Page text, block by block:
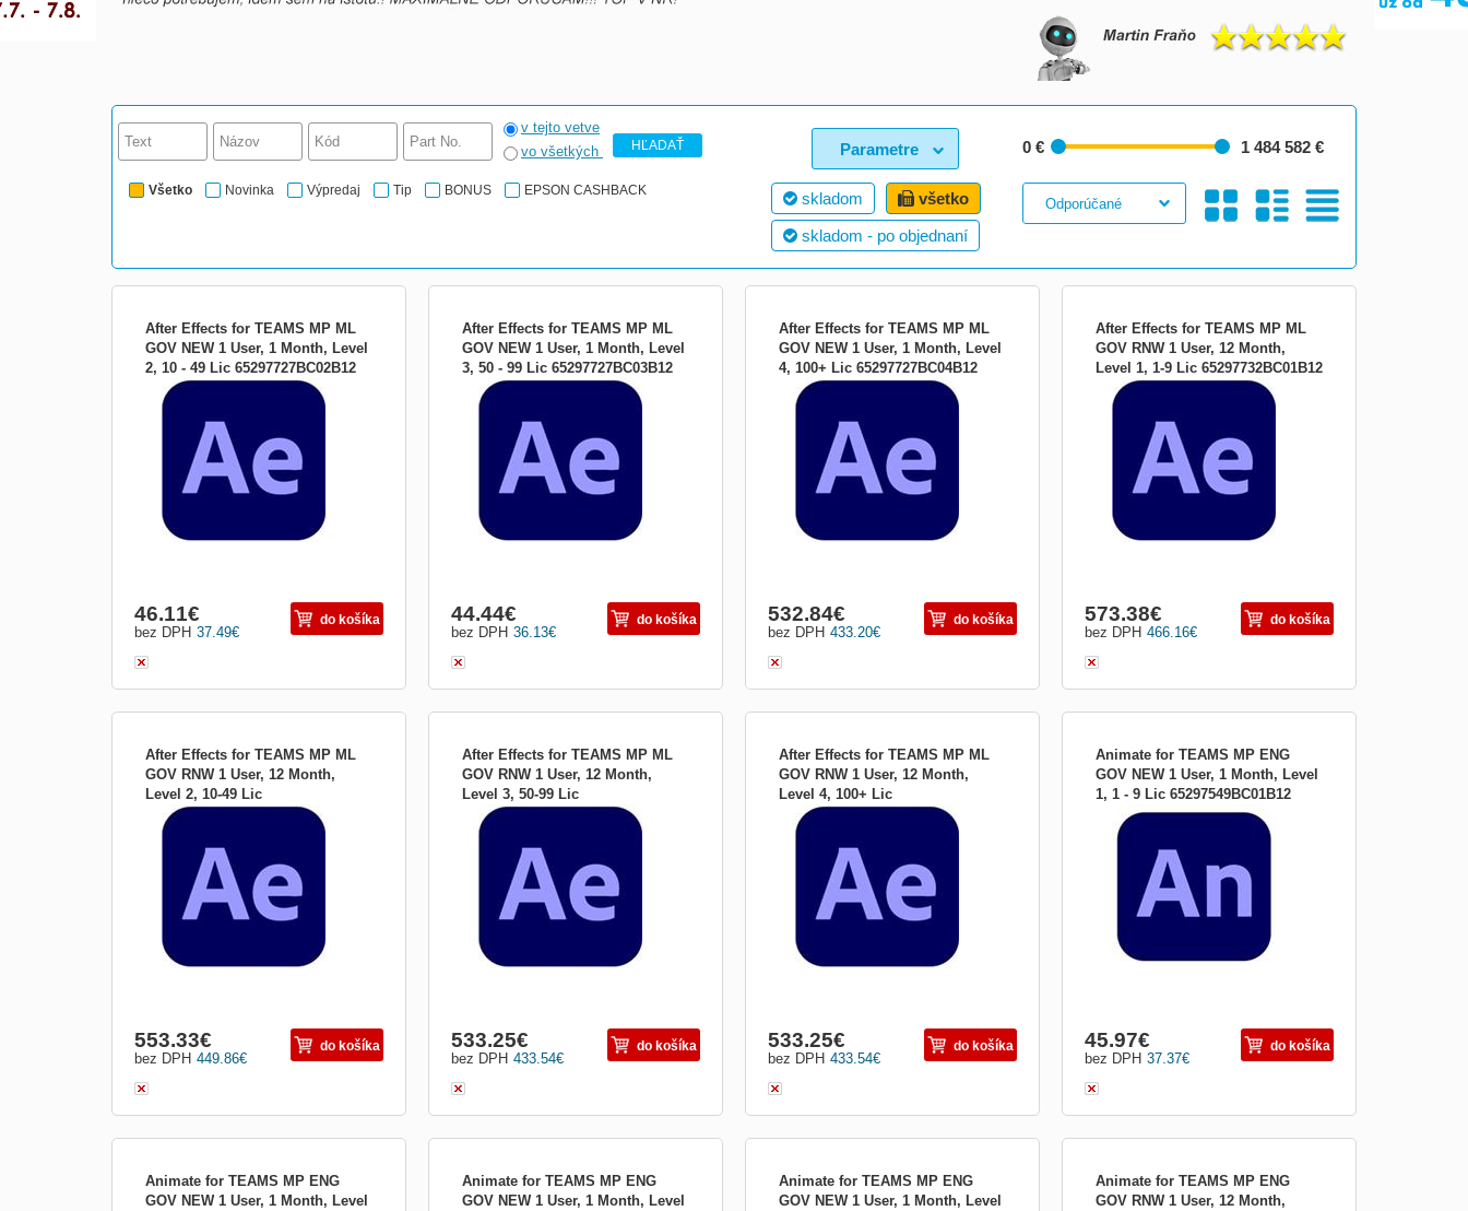
0 € 1 484 582 €
Obrázkami
skladom
všetko
skladom - po objednaní
Parametre
v tejto vetve
vo všetkých
HĽADAŤ
Všetko Novinka Výpredaj Tip BONUS EPSON CASHBACK
After Effects for TEAMS MP ML
GOV NEW 1 User, 1 Month, Level
2, 10 - 49 Lic 65297727BC02B12
Žiadne plátno nie je dosť veľké na to, aby
nemohlo byť väčšie. Získajte After Effects
ako súčasť Adobe Neexistuje nič, čo by
ste nemohli vytvoriť pomocou aplikácie
After Effects Vytvárajte názvy filmov,
úvody a prechody. Odstráňte objekt z
klipu. Zapáľ...
37.49€
bez DPH
46.11€ do košíka
After Effects for TEAMS MP ML
GOV NEW 1 User, 1 Month, Level
3, 50 - 99 Lic 65297727BC03B12
Žiadne plátno nie je dosť veľké na to, aby
nemohlo byť väčšie. Získajte After Effects
ako súčasť Adobe Neexistuje nič, čo by
ste nemohli vytvoriť pomocou aplikácie
After Effects Vytvárajte názvy filmov,
úvody a prechody. Odstráňte objekt z
klipu. Zapáľ...
36.13€
bez DPH
44.44€ do košíka
After Effects for TEAMS MP ML
GOV NEW 1 User, 1 Month, Level
4, 100+ Lic 65297727BC04B12
Žiadne plátno nie je dosť veľké na to, aby
nemohlo byť väčšie. Získajte After Effects
ako súčasť Adobe Neexistuje nič, čo by
ste nemohli vytvoriť pomocou aplikácie
After Effects Vytvárajte názvy filmov,
úvody a prechody. Odstráňte objekt z
klipu. Zapáľ...
433.20€
bez DPH
532.84€ do košíka
After Effects for TEAMS MP ML
GOV RNW 1 User, 12 Month,
Level 1, 1-9 Lic 65297732BC01B12
Žiadne plátno nie je dosť veľké na to, aby
nemohlo byť väčšie. Získajte After Effects
ako súčasť Adobe Neexistuje nič, čo by
ste nemohli vytvoriť pomocou aplikácie
After Effects Vytvárajte názvy filmov,
úvody a prechody. Odstráňte objekt z
klipu. Zapáľ...
466.16€
bez DPH
573.38€ do košíka
After Effects for TEAMS MP ML
GOV RNW 1 User, 12 Month,
Level 2, 10-49 Lic
65297732BC02B12
Žiadne plátno nie je dosť veľké na to, aby
nemohlo byť väčšie. Získajte After Effects
ako súčasť Adobe Neexistuje nič, čo by
ste nemohli vytvoriť pomocou aplikácie
After Effects Vytvárajte názvy filmov,
úvody a prechody. Odstráňte objekt z
klipu. Zapáľ...
449.86€
bez DPH
553.33€ do košíka
After Effects for TEAMS MP ML
GOV RNW 1 User, 12 Month,
Level 3, 50-99 Lic
65297732BC03B12
Žiadne plátno nie je dosť veľké na to, aby
nemohlo byť väčšie. Získajte After Effects
ako súčasť Adobe Neexistuje nič, čo by
ste nemohli vytvoriť pomocou aplikácie
After Effects Vytvárajte názvy filmov,
úvody a prechody. Odstráňte objekt z
klipu. Zapáľ...
433.54€
bez DPH
533.25€ do košíka
After Effects for TEAMS MP ML
GOV RNW 1 User, 12 Month,
Level 4, 100+ Lic
65297732BC04B12
Žiadne plátno nie je dosť veľké na to, aby
nemohlo byť väčšie. Získajte After Effects
ako súčasť Adobe Neexistuje nič, čo by
ste nemohli vytvoriť pomocou aplikácie
After Effects Vytvárajte názvy filmov,
úvody a prechody. Odstráňte objekt z
klipu. Zapáľ...
433.54€
bez DPH
533.25€ do košíka
Animate for TEAMS MP ENG
GOV NEW 1 User, 1 Month, Level
1, 1 - 9 Lic 65297549BC01B12
Nová éra animácie Získajte Animate ako
súčasť aplikácie Adobe Creative Animujte
všetko, čo vás napadne Vytvárajte
interaktívne animácie pre hry, televízne
programy a web. Presuňte kreslené
postavičky a reklamné prúžky. Vytvárajte
animované obrázky a av...
37.37€
bez DPH
45.97€ do košíka
Animate for TEAMS MP ENG
GOV NEW 1 User, 1 Month, Level
Animate for TEAMS MP ENG
GOV NEW 1 User, 1 Month, Level
Animate for TEAMS MP ENG
GOV NEW 1 User, 1 Month, Level
Animate for TEAMS MP ENG
GOV RNW 1 User, 12 Month,